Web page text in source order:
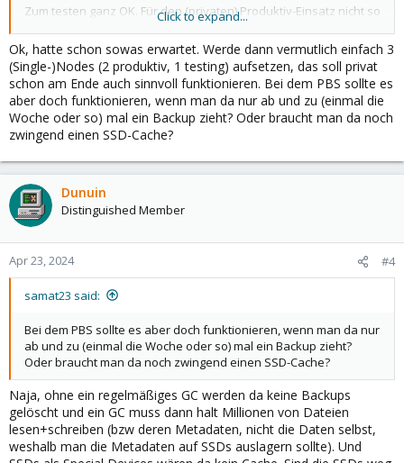
Zum testen ganz OK. Für den (privaten) Produktiv-Einsatz nicht so
toll. Vmtl keine Enterprise SSDs für ZFS, falls du mit Replikation
wegen HA spielen willst. Sehr wenig RAM (unter 32GB würde ich
nichts mehr anschaffen...). Nur eine einzelne NIC ist auch nicht
gerade toll, da man für Corosync für einen Cluster z.B. schon
besser eine eigene NIC + Switch haben sollte, dass da eine
Migration oder Backup nicht den ganzen Cluster zum Einbrechen
bringt, weil die Latenz hoch geht, wenn die Verbindung komplett
ausgelastet ist wegen großen Datentransfers.
Click to expand...
Ok, hatte schon sowas erwartet. Werde dann vermutlich einfach 3
(Single-)Nodes (2 produktiv, 1 testing) aufsetzen, das soll privat
schon am Ende auch sinnvoll funktionieren. Bei dem PBS sollte es
aber doch funktionieren, wenn man da nur ab und zu (einmal die
Woche oder so) mal ein Backup zieht? Oder braucht man da noch
zwingend einen SSD-Cache?
Dunuin
Distinguished Member
Apr 23, 2024 #4
samat23 said:
Bei dem PBS sollte es aber doch funktionieren, wenn man da nur
ab und zu (einmal die Woche oder so) mal ein Backup zieht?
Oder braucht man da noch zwingend einen SSD-Cache?
Naja, ohne ein regelmäßiges GC werden da keine Backups
gelöscht und ein GC muss dann halt Millionen von Dateien
lesen+schreiben (bzw deren Metadaten, nicht die Daten selbst,
weshalb man die Metadaten auf SSDs auslagern sollte). Und